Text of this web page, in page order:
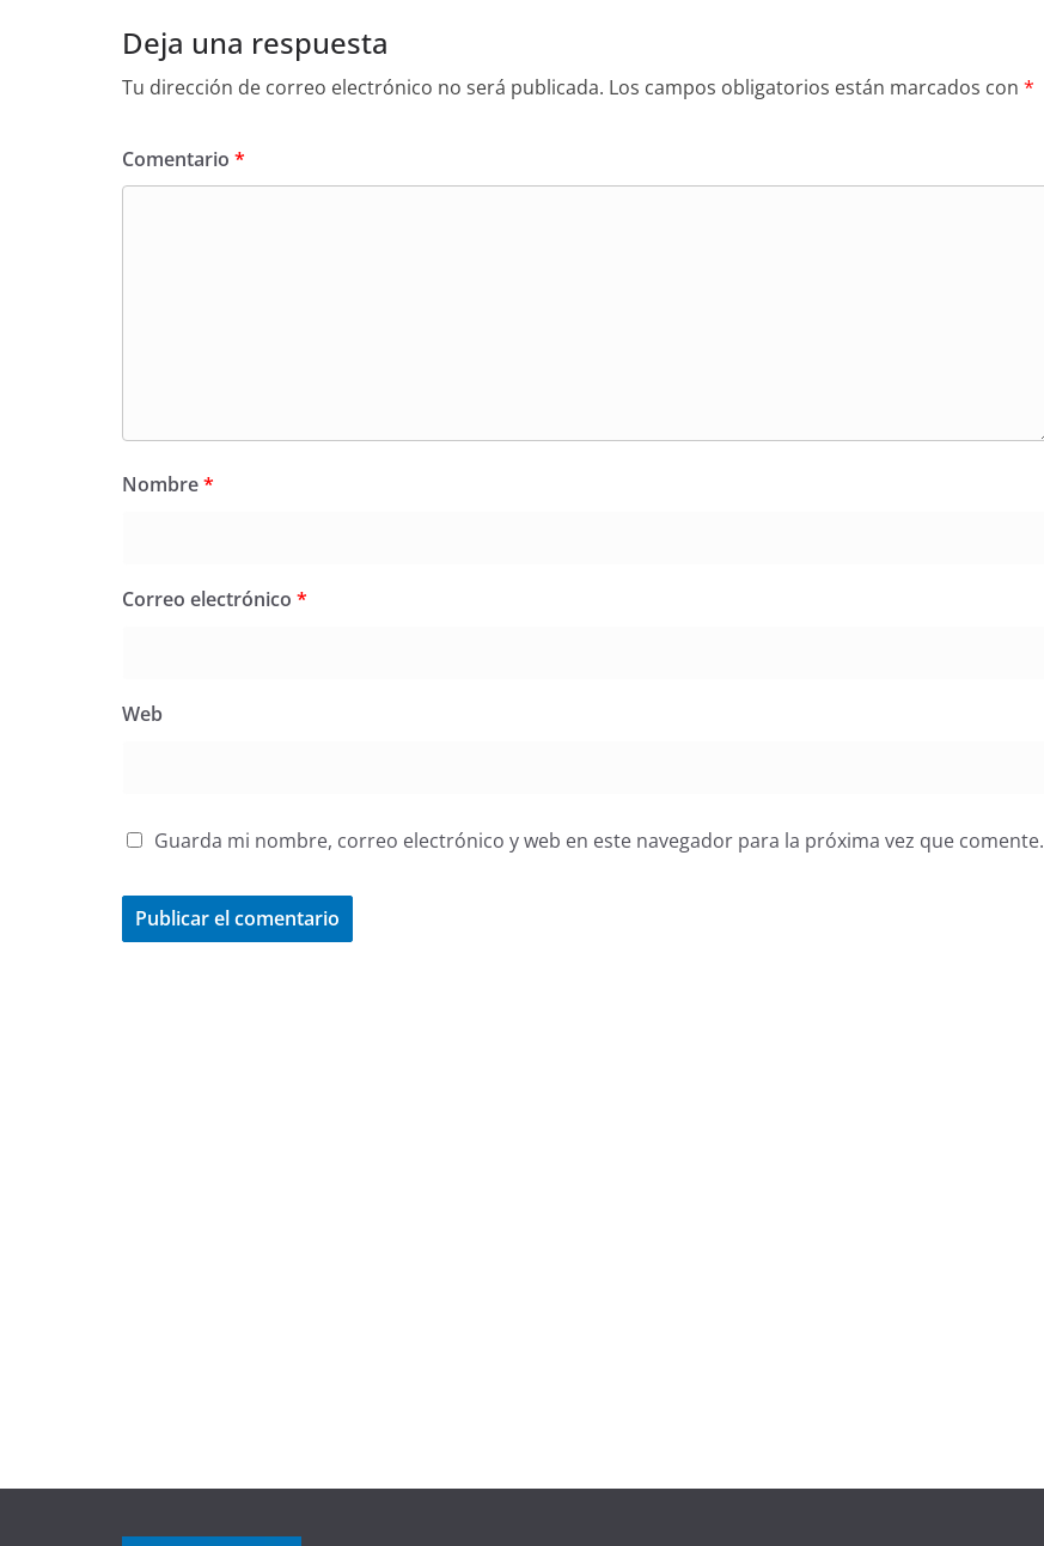
Deja una respuesta
Tu dirección de correo electrónico no será publicada. Los campos obligatorios están marcados con *
Comentario *
Nombre*
Correo electrónico *
Web
Guarda mi nombre, correo electrónico y web en este navegador para la próxima vez que comente.